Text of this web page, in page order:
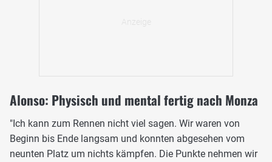
Alonso: Physisch und mental fertig nach Monza
"Ich kann zum Rennen nicht viel sagen. Wir waren von
Beginn bis Ende langsam und konnten abgesehen vom
neunten Platz um nichts kämpfen. Die Punkte nehmen wir